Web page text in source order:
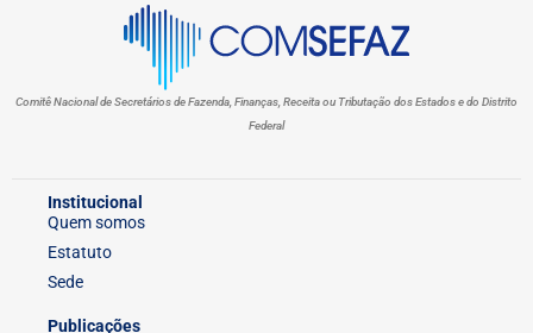
Comitê Nacional de Secretários de Fazenda, Finanças, Receita ou Tributação dos Estados e do Distrito
Federal
Institucional
Quem somos
Estatuto
Sede
Publicações